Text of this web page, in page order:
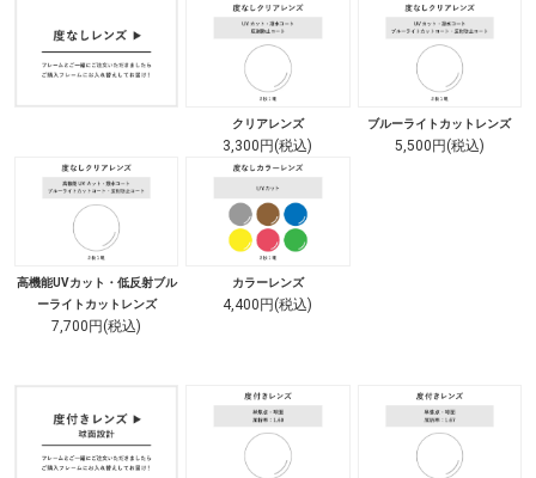
クリアレンズ
3,300円(税込)
ブルーライトカットレンズ
5,500円(税込)
高機能UVカット・低反射ブル
ーライトカットレンズ
7,700円(税込)
カラーレンズ
4,400円(税込)